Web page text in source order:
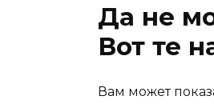
Да не
Вот те
Вам может